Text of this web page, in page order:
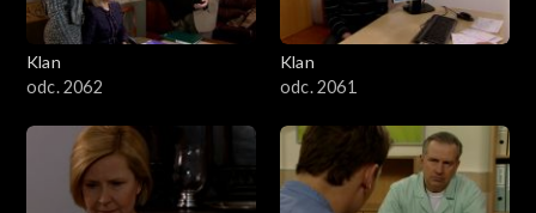
Klan
odc. 2062
Klan
odc. 2061